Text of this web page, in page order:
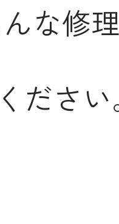
んな修
ださい